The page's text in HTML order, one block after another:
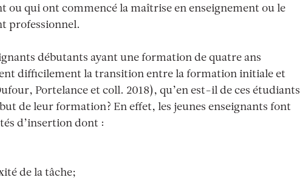
ou qui ont commencé la maîtrise en enseignement ou le
professionnel.
débutants ayant une formation de quatre ans
difficilement la transition entre la formation initiale et
Portelance et coll. 2018), qu’en est-il de ces étudiants
de leur formation? En effet, les jeunes enseignants font
d’insertion dont :
de la tâche;